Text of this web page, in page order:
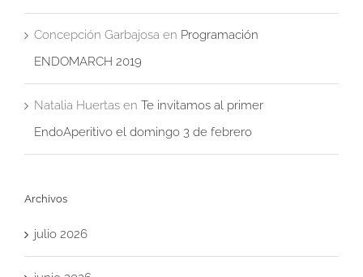
Concepción Garbajosa en Programación
ENDOMARCH 2019
Natalia Huertas en Te invitamos al primer
EndoAperitivo el domingo 3 de febrero
Archivos
julio 2026